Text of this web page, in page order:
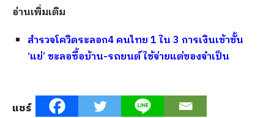
อ่านเพิ่มเติม
สำรวจโควิดระลอก4 คนไทย 1 ใน 3 การเงินเข้าขั้น
‘แย่’ ชะลอซื้อบ้าน-รถยนต์ ใช้จ่ายแต่ของจำเป็น
แชร์